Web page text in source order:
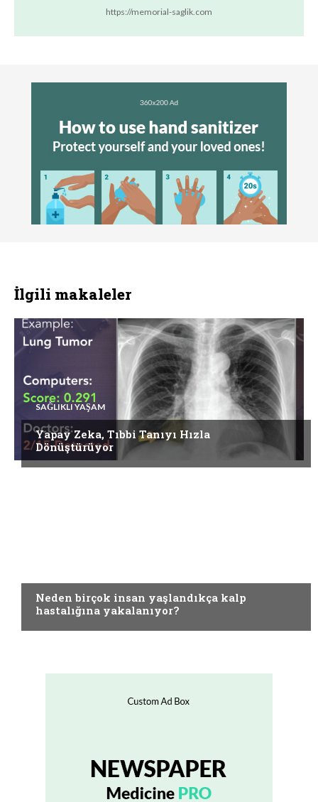
https://memorial-saglik.com
İlgili makaleler
SAĞLIKLI YAŞAM
Yapay Zeka, Tıbbi Tanıyı Hızla
Dönüştürüyor
Neden birçok insan yaşlandıkça kalp
hastalığına yakalanıyor?